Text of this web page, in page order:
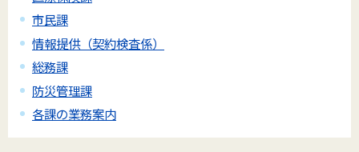
市民課
情報提供（契約検査係）
総務課
防災管理課
各課の業務案内